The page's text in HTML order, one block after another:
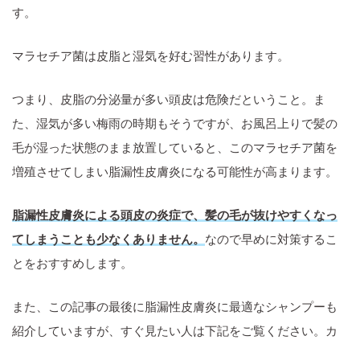
す。
マラセチア菌は皮脂と湿気を好む習性があります。
つまり、皮脂の分泌量が多い頭皮は危険だということ。ま
た、湿気が多い梅雨の時期もそうですが、お風呂上りで髪の
毛が湿った状態のまま放置していると、このマラセチア菌を
増殖させてしまい脂漏性皮膚炎になる可能性が高まります。
脂漏性皮膚炎による頭皮の炎症で、髪の毛が抜けやすくなっ
てしまうことも少なくありません。 なので早めに対策するこ
とをおすすめします。
また、この記事の最後に脂漏性皮膚炎に最適なシャンプーも
紹介していますが、すぐ見たい人は下記をご覧ください。カ